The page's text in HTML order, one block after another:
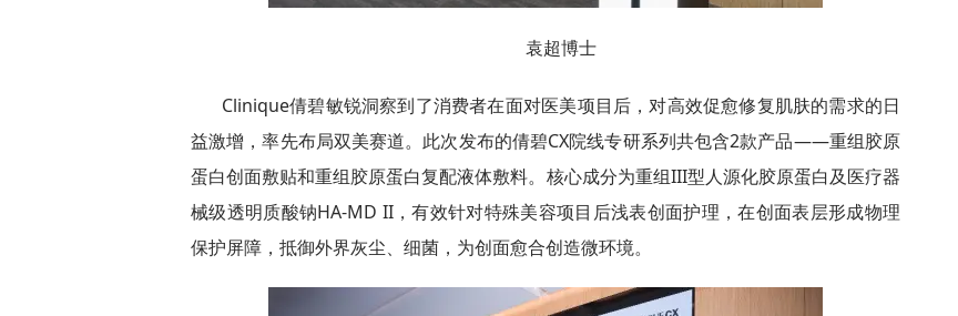
袁超博士
Clinique倩碧敏锐洞察到了消费者在面对医美项目后，对高效促愈修复肌肤的需求的日
益激增，率先布局双美赛道。此次发布的倩碧CX院线专研系列共包含2款产品——重组胶原
蛋白创面敷贴和重组胶原蛋白复配液体敷料。核心成分为重组III型人源化胶原蛋白及医疗器
械级透明质酸钠HA-MD II，有效针对特殊美容项目后浅表创面护理，在创面表层形成物理
保护屏障，抵御外界灰尘、细菌，为创面愈合创造微环境。